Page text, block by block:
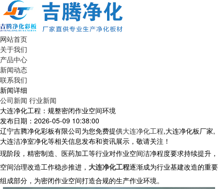
网站首页
关于我们
产品中心
新闻动态
联系我们
新闻详细
公司新闻 行业新闻
大连净化工程：规整密闭作业空间环境
发布日期：2026-05-09 10:38:00
辽宁吉腾净化彩板有限公司为您免费提供大连净化工程,大连净化板厂家,
大连洁净室净化等相关信息发布和资讯展示，敬请关注！
现阶段，精密制造、医药加工等行业对作业空间洁净程度要求持续提升，
空间治理改造工作稳步推进， 大连净化工程逐渐成为行业基建改造的重要
组成部分，为密闭作业空间打造合规的生产作业环境。